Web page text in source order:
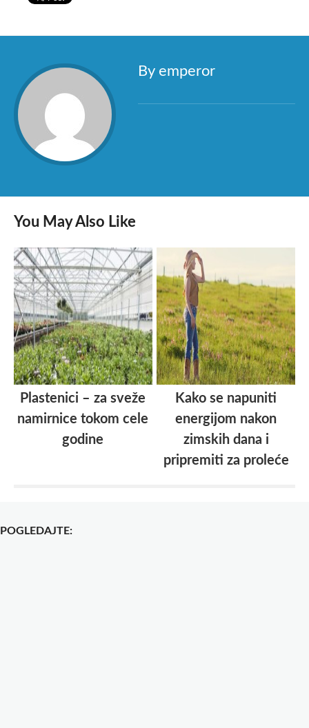
By emperor
You May Also Like
Plastenici – za sveže
namirnice tokom cele
godine
Kako se napuniti
energijom nakon
zimskih dana i
pripremiti za proleće
POGLEDAJTE: